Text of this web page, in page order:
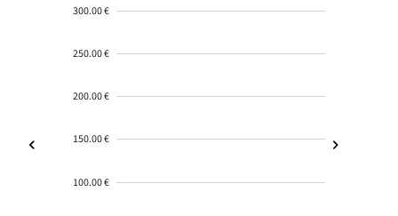
300.00 €
250.00 €
200.00 €
150.00 €
100.00 €